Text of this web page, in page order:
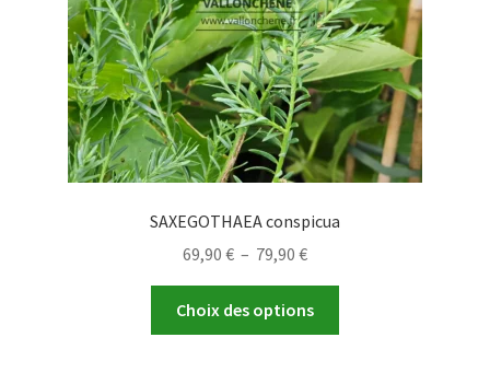
SAXEGOTHAEA conspicua
69,90 € – 79,90 €Plage
de
prix :
69,90 €
Choix des options